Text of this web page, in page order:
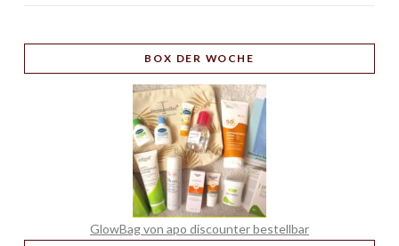
BOX DER WOCHE
GlowBag von apo discounter bestellbar